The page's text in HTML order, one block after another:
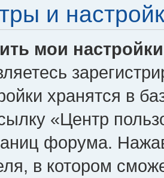
и
мои
хранятся в
«Центр
форума.
в котором